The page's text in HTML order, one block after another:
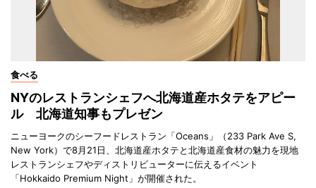
食べる
NYのレストランシェフへ北海道産ホタテをアピー
ル 北海道知事もプレゼン
ニューヨークのシーフードレストラン「Oceans」（233 Park Ave S,
New York）で8月21日、北海道産ホタテと北海道産食材の魅力を現地
レストランシェフやディストリビューターに伝えるイベント
「Hokkaido Premium Night」が開催された。